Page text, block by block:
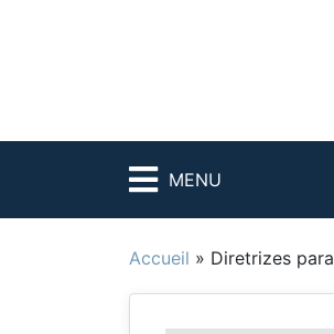
MENU
Accueil » Diretrizes